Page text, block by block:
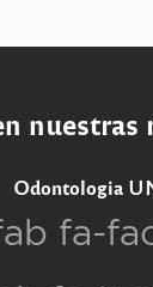
nuestras
Odontologia
fa-